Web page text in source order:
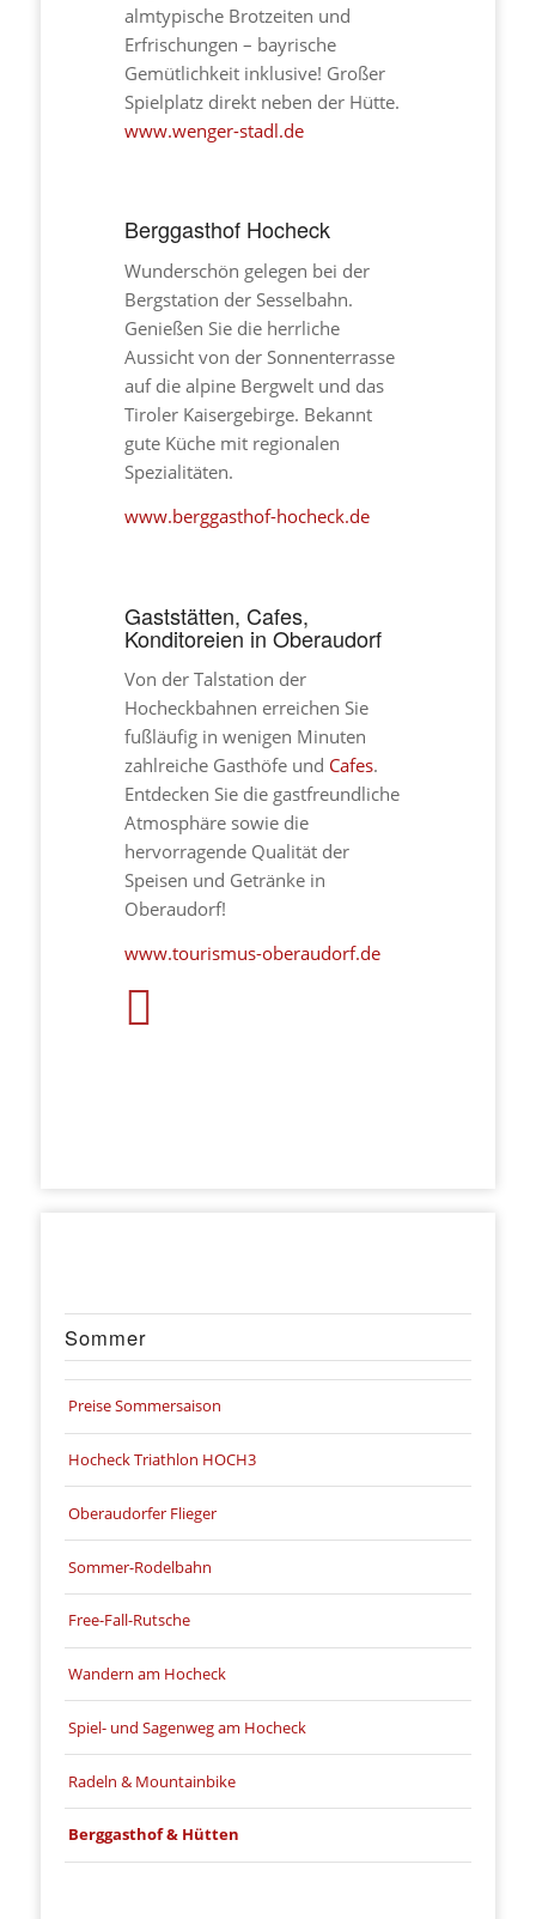
almtypische Brotzeiten und
Erfrischungen – bayrische
Gemütlichkeit inklusive! Großer
Spielplatz direkt neben der Hütte.
www.wenger-stadl.de
Berggasthof Hocheck
Wunderschön gelegen bei der
Bergstation der Sesselbahn.
Genießen Sie die herrliche
Aussicht von der Sonnenterrasse
auf die alpine Bergwelt und das
Tiroler Kaisergebirge. Bekannt
gute Küche mit regionalen
Spezialitäten.
www.berggasthof-hocheck.de
Gaststätten, Cafes,
Konditoreien in Oberaudorf
Von der Talstation der
Hocheckbahnen erreichen Sie
fußläufig in wenigen Minuten
zahlreiche Gasthöfe und Cafes.
Entdecken Sie die gastfreundliche
Atmosphäre sowie die
hervorragende Qualität der
Speisen und Getränke in
Oberaudorf!
www.tourismus-oberaudorf.de
Sommer
Preise Sommersaison
Hocheck Triathlon HOCH3
Oberaudorfer Flieger
Sommer-Rodelbahn
Free-Fall-Rutsche
Wandern am Hocheck
Spiel- und Sagenweg am Hocheck
Radeln & Mountainbike
Berggasthof & Hütten